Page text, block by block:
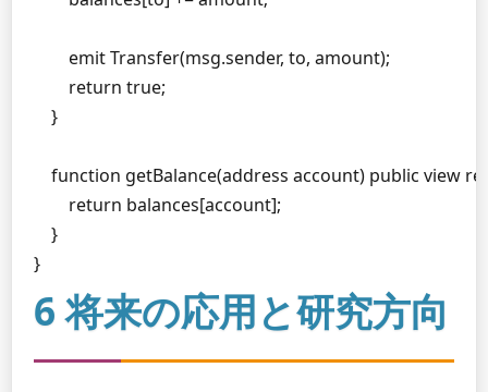
        emit Transfer(msg.sender, to, amount);
        return true;
    }
function getBalance(address account) public view
        return balances[account];
    }
}
6 将来の応用と研究方向